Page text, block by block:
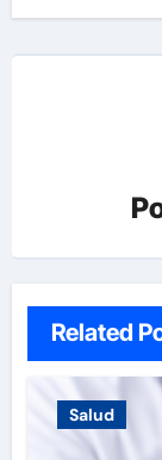
Related
Salud